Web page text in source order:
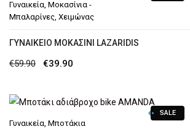
€44.90.
Γυναικεία Μοκασίνια -
Μπαλαρίνες Χειμώνας
ΓΥΝΑΙΚΕΊΟ ΜΟΚΑΣΊΝΙ LAZARIDIS
€59.90
Original
was:
€59.90.
€39.90
τιμή
SALE
Γυναικεία, Μποτάκια